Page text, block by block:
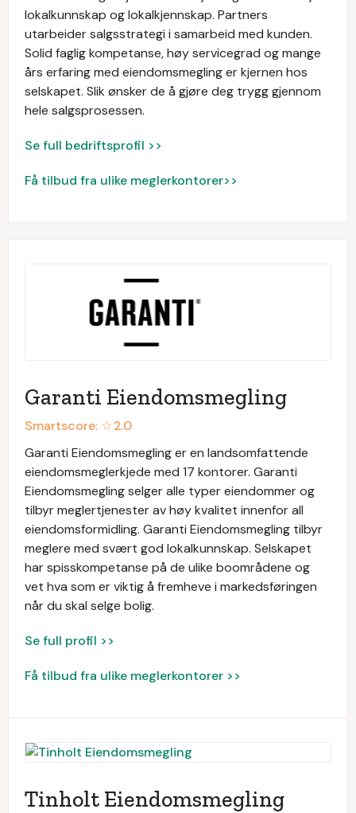
lokalkunnskap og lokalkjennskap. Partners
utarbeider salgsstrategi i samarbeid med kunden.
Solid faglig kompetanse, høy servicegrad og mange
års erfaring med eiendomsmegling er kjernen hos
selskapet. Slik ønsker de å gjøre deg trygg gjennom
hele salgsprosessen.
Se full bedriftsprofil >>
Få tilbud fra ulike meglerkontorer>>
Garanti Eiendomsmegling
Smartscore: ☆2.0
Garanti Eiendomsmegling er en landsomfattende
eiendomsmeglerkjede med 17 kontorer. Garanti
Eiendomsmegling selger alle typer eiendommer og
tilbyr meglertjenester av høy kvalitet innenfor all
eiendomsformidling. Garanti Eiendomsmegling tilbyr
meglere med svært god lokalkunnskap. Selskapet
har spisskompetanse på de ulike boområdene og
vet hva som er viktig å fremheve i markedsføringen
når du skal selge bolig.
Se full profil >>
Få tilbud fra ulike meglerkontorer >>
Tinholt Eiendomsmegling